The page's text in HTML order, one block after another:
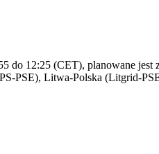
12:25 (CET), planowane jest
PSE), Litwa-Polska (Litgrid-